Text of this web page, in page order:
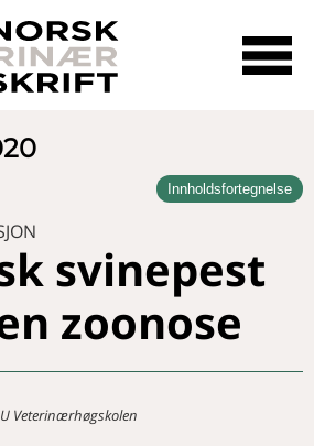
☰
Innholdsfortegnelse
og
på egenhånd
ansvaret for at
forsvarlig
og
svinepest
zoonose
Veterinærhøgskolen